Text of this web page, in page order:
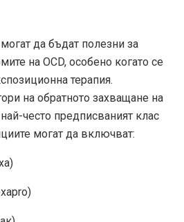
да бъдат полезни за
на OCD, особено когато се
терапия.
на обратното захващане на
често предписваният клас
могат да включват: